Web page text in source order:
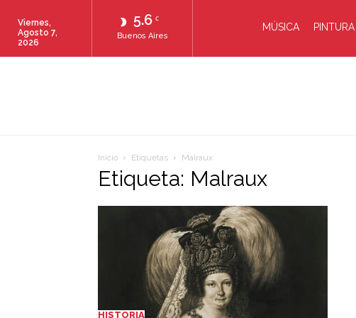
5.6 C
Buenos Aires
Viernes,
Agosto 7,
2026
MÚSICA PINTURA
Inicio Etiquetas Malraux
Etiqueta: Malraux
HISTORIA